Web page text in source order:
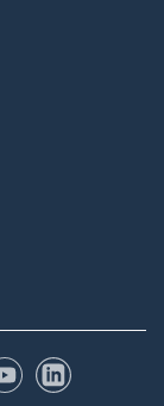
YouTubeLinkedIn